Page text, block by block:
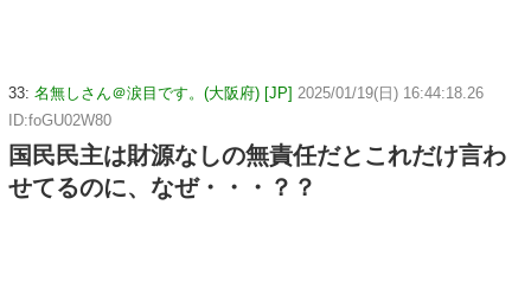
33: 名無しさん＠涙目です。(大阪府) [JP] 2025/01/19(日) 16:44:18.26
ID:foGU02W80
国民民主は財源なしの無責任だとこれだけ言わ
せてるのに、なぜ・・・？？